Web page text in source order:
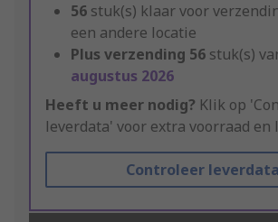
56 stuk(s) klaar voor
een andere locatie
Plus verzending 56 stuk(s)
augustus 2026
Heeft u meer nodig? Klik op
leverdata' voor extra voorraad en
Controleer leverdata